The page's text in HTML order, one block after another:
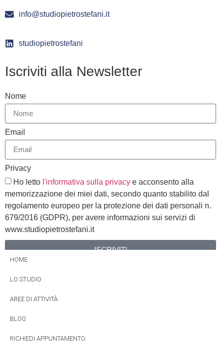
info@studiopietrostefani.it
studiopietrostefani
Iscriviti alla Newsletter
Nome
Email
Privacy
Ho letto l'informativa sulla privacy e acconsento alla
memorizzazione dei miei dati, secondo quanto stabilito dal
regolamento europeo per la protezione dei dati personali n.
679/2016 (GDPR), per avere informazioni sui servizi di
www.studiopietrostefani.it
ISCRIVITI
HOME
LO STUDIO
AREE DI ATTIVITÀ
BLOG
RICHIEDI APPUNTAMENTO